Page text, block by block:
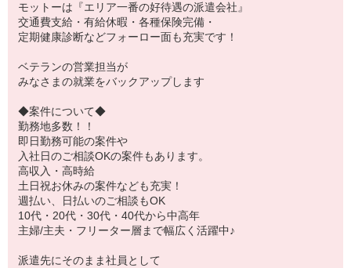
モットーは『エリア一番の好待遇の派遣会社』
交通費支給・有給休暇・各種保険完備・
定期健康診断などフォーロー面も充実です！
ベテランの営業担当が
みなさまの就業をバックアップします
◆案件について◆
勤務地多数！！
即日勤務可能の案件や
入社日のご相談OKの案件もあります。
高収入・高時給
土日祝お休みの案件なども充実！
週払い、日払いのご相談もOK
10代・20代・30代・40代から中高年
主婦/主夫・フリーター層まで幅広く活躍中♪
派遣先にそのまま社員として